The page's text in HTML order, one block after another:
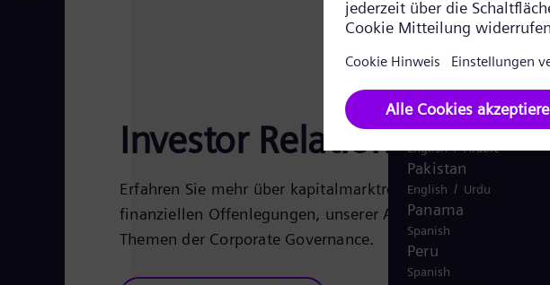
Investor Relations
Erfahren Sie mehr über kapitalmarktrelevante Informationen
finanziellen Offenlegungen, unserer Aktie, der
Themen der Corporate Governance.
Spanish
English
Norway
Norwegian/English
Oman
English/Arabic
Pakistan
English / Urdu
Panama
Spanish
Peru
Spanish